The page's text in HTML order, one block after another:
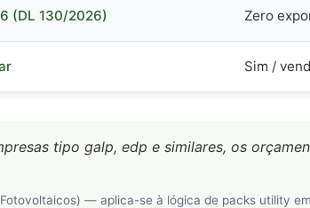
(DL 130/2026) Zero
Sim /
tipo galp, edp e similares, os
Fotovoltaicos) — aplica-se à lógica de packs utility